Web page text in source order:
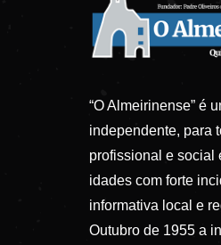
“O Almeirinense” é
independente, para
profissional e social
idades com forte
informativa local e
Outubro de 1955 a